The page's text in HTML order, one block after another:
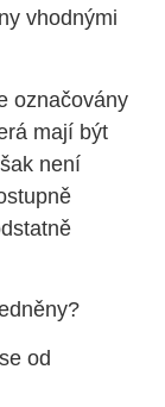
vhodnými
označovány
mají být
není
od